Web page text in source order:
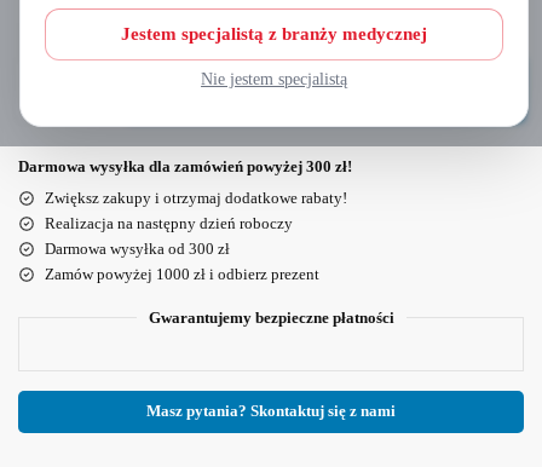
Jestem specjalistą z branży medycznej
Nie jestem specjalistą
Dodaj do koszyka
Darmowa wysyłka dla zamówień powyżej 300 zł!
Zwiększ zakupy i otrzymaj dodatkowe rabaty!
Realizacja na następny dzień roboczy
Darmowa wysyłka od 300 zł
Zamów powyżej 1000 zł i odbierz prezent
Gwarantujemy bezpieczne płatności
Masz pytania? Skontaktuj się z nami